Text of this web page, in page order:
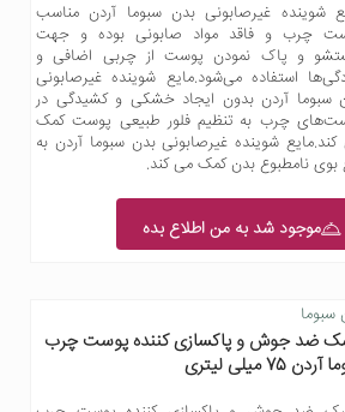
شوینده غیرصابونی بدن سبوما آردن مناسب
چرب و فاقد مواد صابونی بوده و جهت
و پاک نمودن پوست از چربی اضافی و
استفاده می‌شود.مایع شوینده غیرصابونی
سبوما آردن بدون ایجاد خشکی و کشیدگی در
چرب به تنظیم فلور طبیعی پوست کمک
شوینده غیرصابونی بدن سبوما آردن به
بوی نامطبوع بدن کمک می کند.
موجود شد به من اطلاع بده
سبوما
ضد جوش و پاکسازی کننده پوست چرب
75 میلی لیتری